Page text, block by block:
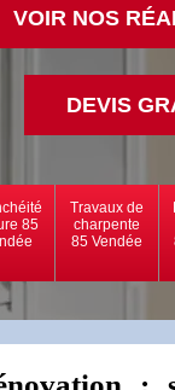
VOIR NOS
DEVIS
85
Travaux de
charpente
85 Vendée